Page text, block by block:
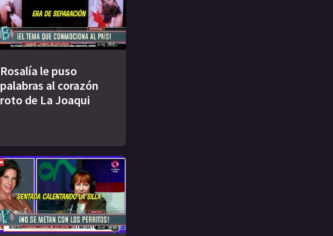
Rosalía le puso
palabras al corazón
roto de La Joaqui